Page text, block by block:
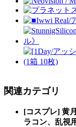
関連カテゴリ
[コスプレ] 黄
ラコン、乱視